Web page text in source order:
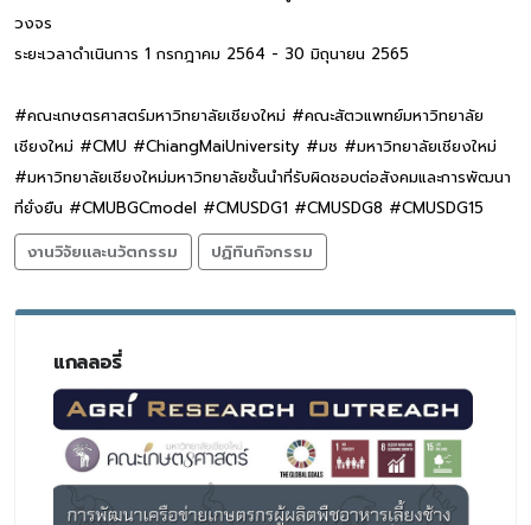
วงจร
ระยะเวลาดำเนินการ 1 กรกฎาคม 2564 - 30 มิถุนายน 2565
#คณะเกษตรศาสตร์มหาวิทยาลัยเชียงใหม่ #คณะสัตวแพทย์มหาวิทยาลัย
เชียงใหม่ #CMU #ChiangMaiUniversity #มช #มหาวิทยาลัยเชียงใหม่
#มหาวิทยาลัยเชียงใหม่มหาวิทยาลัยชั้นนำที่รับผิดชอบต่อสังคมและการพัฒนา
ที่ยั่งยืน #CMUBGCmodel #CMUSDG1 #CMUSDG8 #CMUSDG15
งานวิจัยและนวัตกรรม
ปฏิทินกิจกรรม
แกลลอรี่